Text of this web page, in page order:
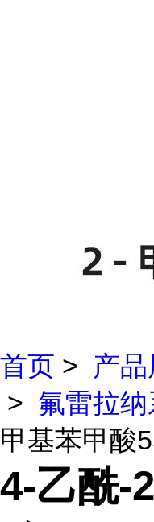
首页 > 产
> 氟雷拉纳
甲基苯甲酸
4-乙酰-